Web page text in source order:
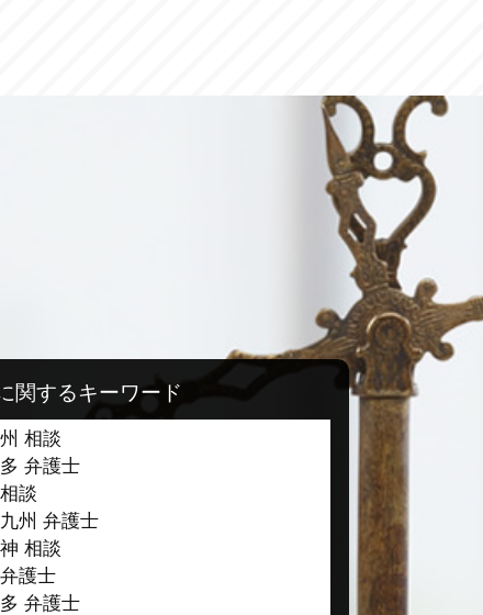
関するキーワード
相談
弁護士
談
州 弁護士
相談
護士
弁護士